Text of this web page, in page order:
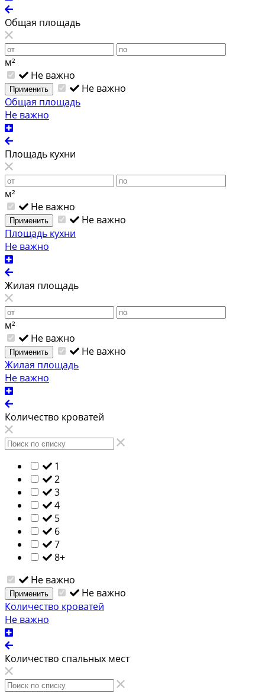
Общая площадь
м²
Не важно
Применить
Не важно
Общая площадь
Не важно
Площадь кухни
м²
Не важно
Применить
Не важно
Площадь кухни
Не важно
Жилая площадь
м²
Не важно
Применить
Не важно
Жилая площадь
Не важно
Количество кроватей
1
2
3
4
5
6
7
8+
Не важно
Применить
Не важно
Количество кроватей
Не важно
Количество спальных мест